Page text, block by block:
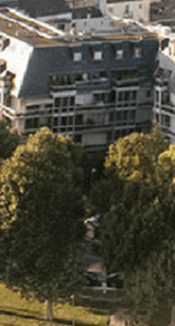
colonnes
les colonnes affichées
on partage
AVF
des réseaux
▴▾